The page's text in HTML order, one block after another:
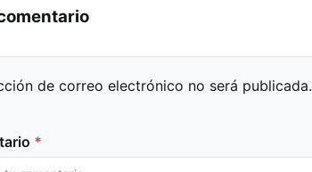
de correo electrónico no será publicada.
*